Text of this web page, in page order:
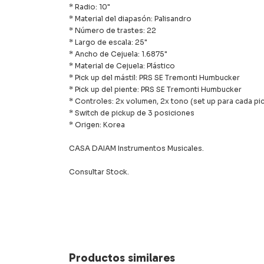
* Radio: 10"
* Material del diapasón: Palisandro
* Número de trastes: 22
* Largo de escala: 25"
* Ancho de Cejuela: 1.6875"
* Material de Cejuela: Plástico
* Pick up del mástil: PRS SE Tremonti Humbucker
* Pick up del piente: PRS SE Tremonti Humbucker
* Controles: 2x volumen, 2x tono (set up para cada
* Switch de pickup de 3 posiciones
* Origen: Korea
CASA DAIAM Instrumentos Musicales.
Consultar Stock.
Productos similares